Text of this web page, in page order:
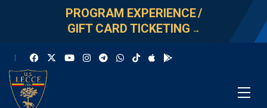
PROGRAM EXPERIENCE/
GIFT CARD TICKETING →